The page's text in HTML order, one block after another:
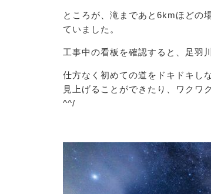
ところが、滝まであと6kmほどの
ていました。
工事中の看板を確認すると、足羽
仕方なく初めての道をドキドキし
見上げることができたり、ワクワ
^^/